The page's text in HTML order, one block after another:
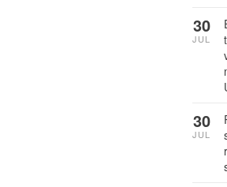
30
JUL
30
JUL